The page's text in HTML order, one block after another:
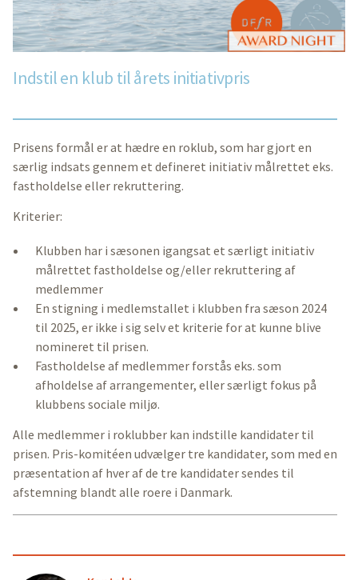
Indstil en klub til årets initiativpris
Prisens formål er at hædre en roklub, som har gjort en
særlig indsats gennem et defineret initiativ målrettet eks.
fastholdelse eller rekruttering.
Kriterier:
Klubben har i sæsonen igangsat et særligt initiativ
målrettet fastholdelse og/eller rekruttering af
medlemmer
En stigning i medlemstallet i klubben fra sæson 2024
til 2025, er ikke i sig selv et kriterie for at kunne blive
nomineret til prisen.
Fastholdelse af medlemmer forstås eks. som
afholdelse af arrangementer, eller særligt fokus på
klubbens sociale miljø.
Alle medlemmer i roklubber kan indstille kandidater til
prisen. Pris-komitéen udvælger tre kandidater, som med en
præsentation af hver af de tre kandidater sendes til
afstemning blandt alle roere i Danmark.